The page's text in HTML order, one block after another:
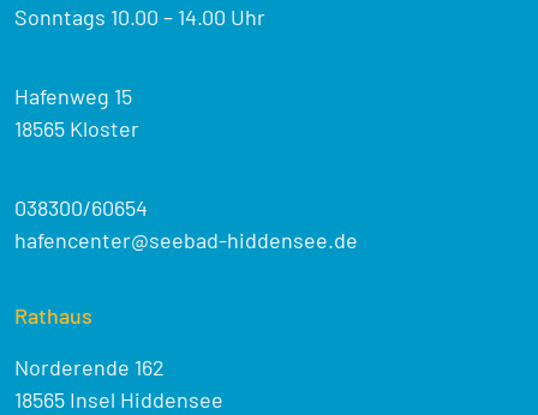
Sonntags 10.00 – 14.00 Uhr
Hafenweg 15
18565 Kloster
038300/60654
hafencenter@seebad-hiddensee.de
Rathaus
Norderende 162
18565 Insel Hiddensee